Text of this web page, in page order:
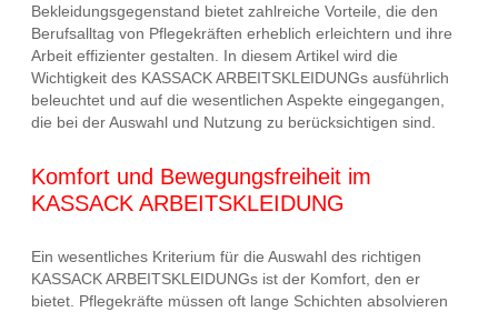
Bekleidungsgegenstand bietet zahlreiche Vorteile, die den
Berufsalltag von Pflegekräften erheblich erleichtern und ihre
Arbeit effizienter gestalten. In diesem Artikel wird die
Wichtigkeit des KASSACK ARBEITSKLEIDUNGs ausführlich
beleuchtet und auf die wesentlichen Aspekte eingegangen,
die bei der Auswahl und Nutzung zu berücksichtigen sind.
Komfort und Bewegungsfreiheit im
KASSACK ARBEITSKLEIDUNG
Ein wesentliches Kriterium für die Auswahl des richtigen
KASSACK ARBEITSKLEIDUNGs ist der Komfort, den er
bietet. Pflegekräfte müssen oft lange Schichten absolvieren